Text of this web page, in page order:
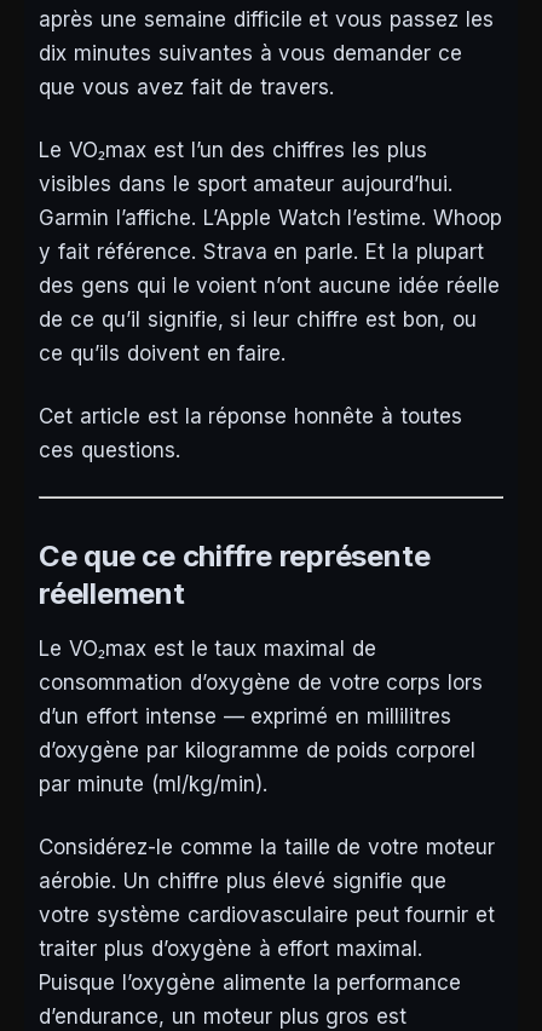
après une semaine difficile et vous passez les
dix minutes suivantes à vous demander ce
que vous avez fait de travers.
Le VO₂max est l’un des chiffres les plus
visibles dans le sport amateur aujourd’hui.
Garmin l’affiche. L’Apple Watch l’estime. Whoop
y fait référence. Strava en parle. Et la plupart
des gens qui le voient n’ont aucune idée réelle
de ce qu’il signifie, si leur chiffre est bon, ou
ce qu’ils doivent en faire.
Cet article est la réponse honnête à toutes
ces questions.
Ce que ce chiffre représente
réellement
Le VO₂max est le taux maximal de
consommation d’oxygène de votre corps lors
d’un effort intense — exprimé en millilitres
d’oxygène par kilogramme de poids corporel
par minute (ml/kg/min).
Considérez-le comme la taille de votre moteur
aérobie. Un chiffre plus élevé signifie que
votre système cardiovasculaire peut fournir et
traiter plus d’oxygène à effort maximal.
Puisque l’oxygène alimente la performance
d’endurance, un moteur plus gros est